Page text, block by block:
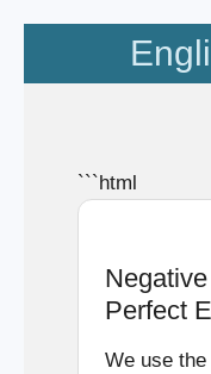
Zum
springen
```html
Perfect
We use the